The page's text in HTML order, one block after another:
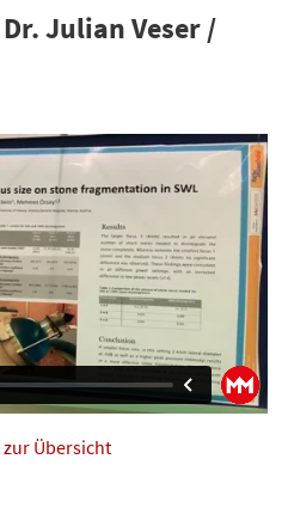
Julian Veser /
Übersicht